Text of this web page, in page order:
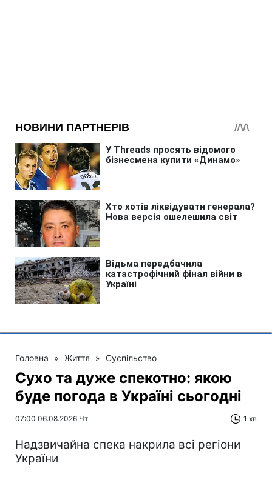
Головна » Життя » Суспільство
Сухо та дуже спекотно: якою
буде погода в Україні сьогодні
07:00 06.08.2026 Чт 1 хв
Надзвичайна спека накрила всі регіони
України